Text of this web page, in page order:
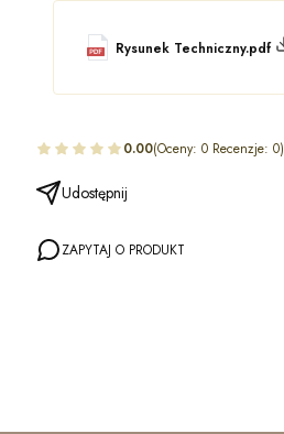
Rysunek Techniczny.pdf
0.00(Oceny: 0 Recenzje: 0)
Udostępnij
ZAPYTAJ O PRODUKT